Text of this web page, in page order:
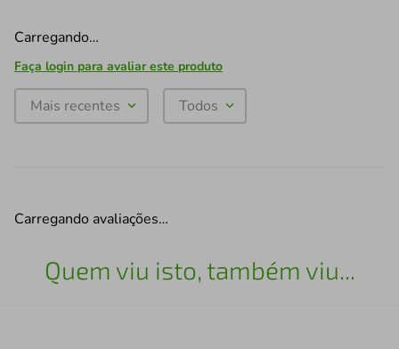
Carregando…
Faça login para avaliar este produto
Mais recentes Todos
Carregando avaliações…
Quem viu isto, também viu...